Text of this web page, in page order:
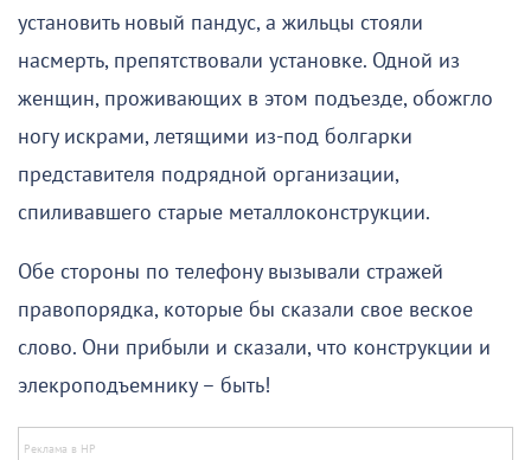
установить новый пандус, а жильцы стояли
насмерть, препятствовали установке. Одной из
женщин, проживающих в этом подъезде, обожгло
ногу искрами, летящими из-под болгарки
представителя подрядной организации,
спиливавшего старые металлоконструкции.
Обе стороны по телефону вызывали стражей
правопорядка, которые бы сказали свое веское
слово. Они прибыли и сказали, что конструкции и
элекроподъемнику – быть!